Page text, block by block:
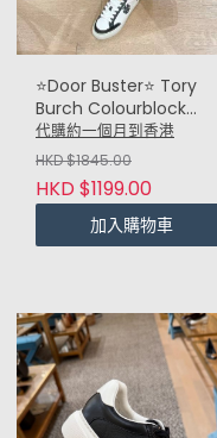
⭐Door Buster⭐ Tory
Burch Colourblock
sneaker 拼色波鞋 (黑白
Black)
代購約一個月到香港
HKD $1845.00
HKD $1199.00
加入購物車